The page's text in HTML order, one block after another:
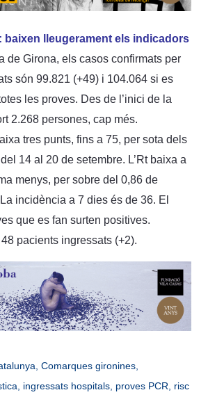
baixen lleugerament els indicadors
de Girona, els casos confirmats per
són 99.821 (+49) i 104.064 si es
les proves. Des de l’inici de la
2.268 persones, cap més.
tres punts, fins a 75, per sota dels
14 al 20 de setembre. L’Rt baixa a
menys, per sobre del 0,86 de
La incidència a 7 dies és de 36. El
que es fan surten positives.
pacients ingressats (+2).
Comarques gironines,
ingressats hospitals proves PCR risc